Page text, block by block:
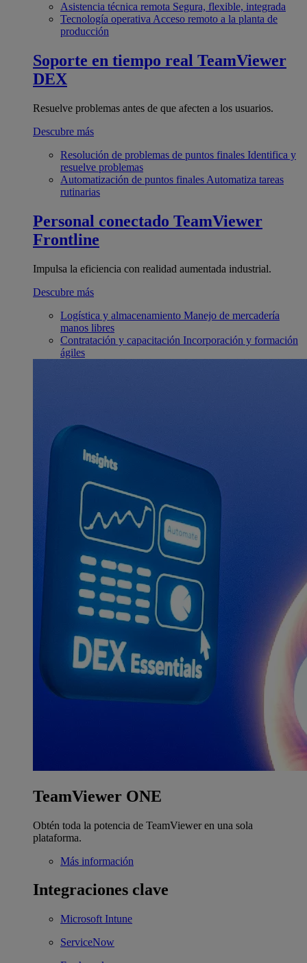
Asistencia técnica remota Segura, flexible, integrada
Tecnología operativa Acceso remoto a la planta de
producción
Soporte en tiempo real TeamViewer
DEX
Resuelve problemas antes de que afecten a los usuarios.
Descubre más
Resolución de problemas de puntos finales Identifica y
resuelve problemas
Automatización de puntos finales Automatiza tareas
rutinarias
Personal conectado TeamViewer
Frontline
Impulsa la eficiencia con realidad aumentada industrial.
Descubre más
Logística y almacenamiento Manejo de mercadería
manos libres
Contratación y capacitación Incorporación y formación
ágiles
TeamViewer ONE
Obtén toda la potencia de TeamViewer en una sola
plataforma.
Más información
Integraciones clave
Microsoft Intune
ServiceNow